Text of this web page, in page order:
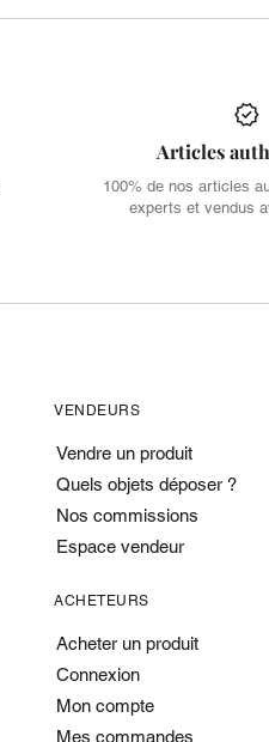
Articles
100% de nos articles
experts et vendus
VENDEURS
Vendre un produit
Quels objets déposer ?
Nos commissions
Espace vendeur
ACHETEURS
Acheter un produit
Connexion
Mon compte
Mes commandes